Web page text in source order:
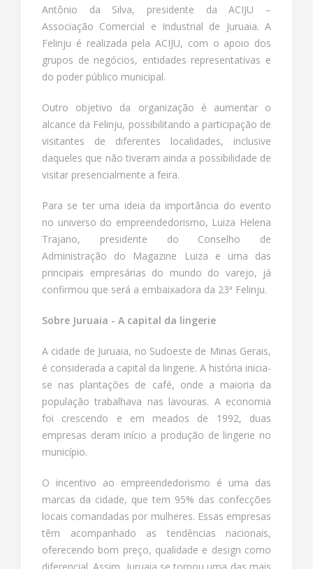
Antônio da Silva, presidente da ACIJU –
Associação Comercial e Industrial de Juruaia. A
Felinju é realizada pela ACIJU, com o apoio dos
grupos de negócios, entidades representativas e
do poder público municipal.
Outro objetivo da organização é aumentar o
alcance da Felinju, possibilitando a participação de
visitantes de diferentes localidades, inclusive
daqueles que não tiveram ainda a possibilidade de
visitar presencialmente a feira.
Para se ter uma ideia da importância do evento
no universo do empreendedorismo, Luiza Helena
Trajano, presidente do Conselho de
Administração do Magazine Luiza e uma das
principais empresárias do mundo do varejo, já
confirmou que será a embaixadora da 23ª Felinju.
Sobre Juruaia - A capital da lingerie
A cidade de Juruaia, no Sudoeste de Minas Gerais,
é considerada a capital da lingerie. A história inicia-
se nas plantações de café, onde a maioria da
população trabalhava nas lavouras. A economia
foi crescendo e em meados de 1992, duas
empresas deram início a produção de lingerie no
município.
O incentivo ao empreendedorismo é uma das
marcas da cidade, que tem 95% das confecções
locais comandadas por mulheres. Essas empresas
têm acompanhado as tendências nacionais,
oferecendo bom preço, qualidade e design como